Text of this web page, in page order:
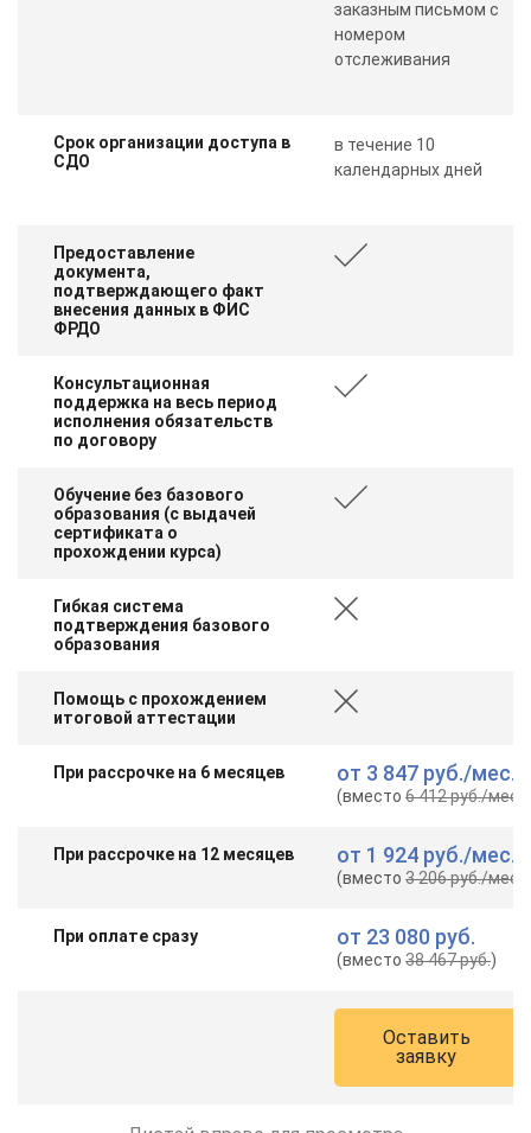
заказным письмом с
номером
отслеживания
Срок организации доступа в
СДО
в течение 10
календарных дней
Предоставление
документа,
подтверждающего факт
внесения данных в ФИС
ФРДО
Консультационная
поддержка на весь период
исполнения обязательств
по договору
Обучение без базового
образования (с выдачей
сертификата о
прохождении курса)
Гибкая система
подтверждения базового
образования
Помощь с прохождением
итоговой аттестации
При рассрочке на 6 месяцев от 3 847 руб./мес.
(вместо6 412 руб./мес.
При рассрочке на 12 месяцев от 1 924 руб./мес.
(вместо3 206 руб./мес.
При оплате сразу от 23 080 руб.
(вместо38 467 руб.)
Оставить
заявку